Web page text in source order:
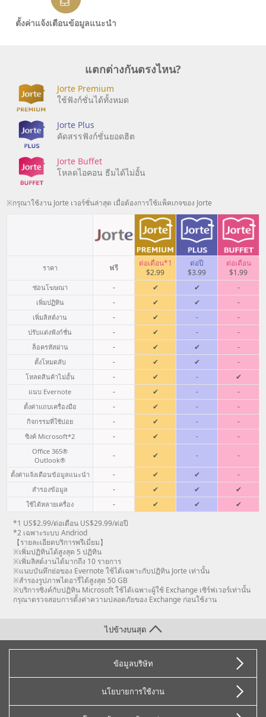
ตั้งค่าแจ้งเตือนข้อมูลแนะนำ
แตกต่างกันตรงไหน?
Jorte Premium
ใช้ฟังก์ชั่นได้ทั้งหมด
Jorte Plus
คัดสรรฟังก์ชั่นยอดฮิต
Jorte Buffet
โหลดไอคอน ธีมได้ไม่อั้น
※กรุณาใช้งาน Jorte เวอร์ชั่นล่าสุด เมื่อต้องการใช้แพ็คเกจของ Jorte
ราคา ฟรี
ต่อเดือน*1
$2.99
ต่อปี
$3.99
ต่อเดือน
$1.99
ซ่อนโฆษณา - ✔ ✔ -
เพิ่มปฏิทิน - ✔ ✔ -
เพิ่มลิสต์งาน - ✔ - -
ปรับแต่งฟังก์ชั่น - ✔ - -
ล็อครหัสผ่าน - ✔ ✔ -
ตั้งโหมดลับ - ✔ ✔ -
โหลดสินค้าไม่อั้น - ✔ - ✔
แนบ Evernote - ✔ - -
ตั้งค่าแถบเครื่องมือ - ✔ - -
กิจกรรมที่ใช้บ่อย - ✔ - -
ซิงค์ Microsoft*2 - ✔ - -
Office 365®
Outlook®
- ✔ - -
ตั้งค่าแจ้งเตือนข้อมูลแนะนำ - ✔ ✔ -
สำรองข้อมูล - ✔ ✔ ✔
ใช้ได้หลายเครื่อง - ✔ ✔
✔
*1 US$2.99/ต่อเดือน US$29.99/ต่อปี
*2 เฉพาะระบบ Andriod
【รายละเอียดบริการพรีเมี่ยม】
※เพิ่มปฏิทินได้สูงสุด 5 ปฏิทิน
※เพิ่มลิสต์งานได้มากถึง 10 รายการ
※แนบบันทึกย่อของ Evernote ใช้ได้เฉพาะกับปฏิทิน Jorte เท่านั้น
※สำรองรูปภาพไดอารี่ได้สูงสุด 50 GB
※บริการซิงค์กับปฏิทิน Microsoft ใช้ได้เฉพาะผู้ใช้ Exchange เซิร์ฟเวอร์เท่านั้น
กรุณาตรวจสอบการตั้งค่าความปลอดภัยของ Exchange ก่อนใช้งาน
ข้อมูลบริษัท
นโยบายการใช้งาน
ไปข้างบนสุด